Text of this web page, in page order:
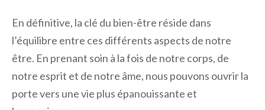
En définitive, la clé du bien-être réside dans
l’équilibre entre ces différents aspects de notre
être. En prenant soin à la fois de notre corps, de
notre esprit et de notre âme, nous pouvons ouvrir la
porte vers une vie plus épanouissante et